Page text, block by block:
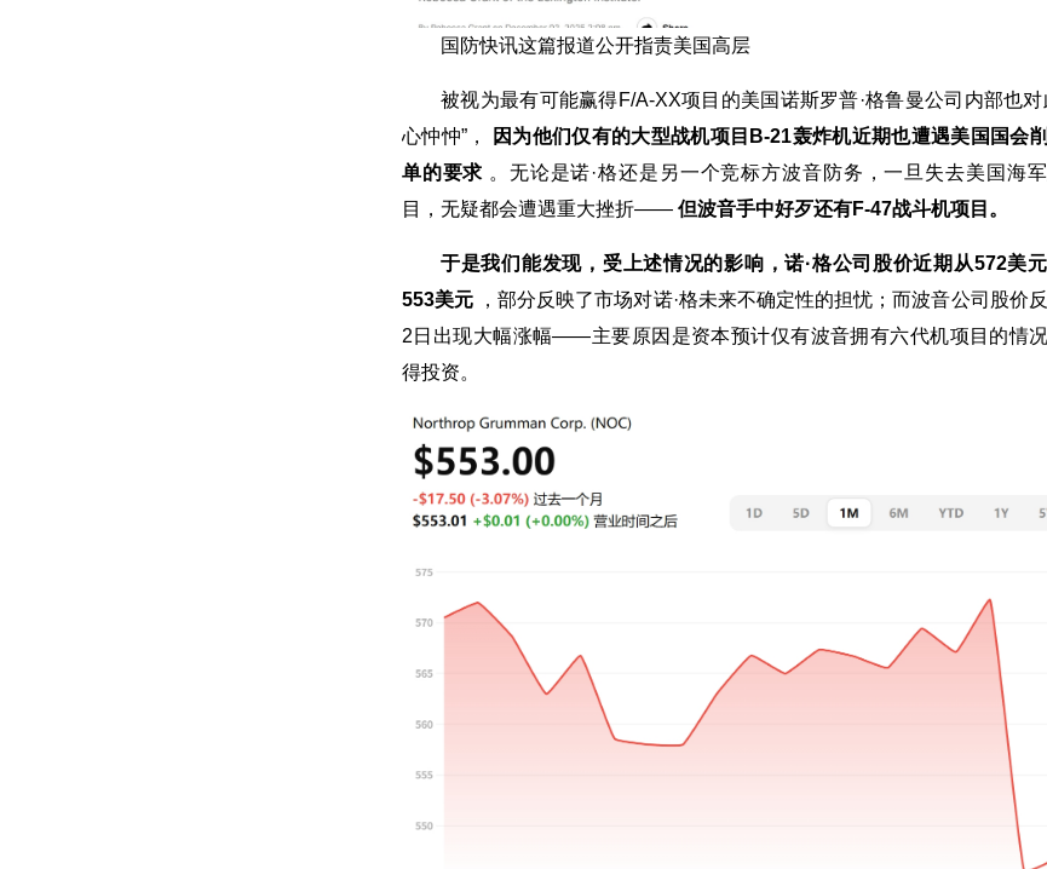
国防快讯这篇报道公开指责美国高层
被视为最有可能赢得F/A-XX项目的美国诺斯罗普·格鲁曼公司内部也对
心忡忡”，
因为他们仅有的大型战机项目B-21轰炸机近期也遭遇美国国会
单的要求 。无论是诺·格还是另一个竞标方波音防务，一旦失去美国海
目，无疑都会遭遇重大挫折—— 但波音手中好歹还有F-47战斗机项目。
于是我们能发现，受上述情况的影响，诺·格公司股价近期从572美
553美元
，部分反映了市场对诺·格未来不确定性的担忧；而波音公司股价
2日出现大幅涨幅——主要原因是资本预计仅有波音拥有六代机项目的情
得投资。